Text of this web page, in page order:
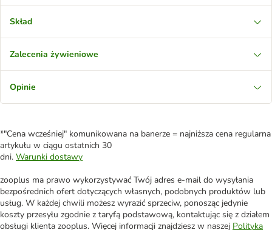
Skład
Zalecenia żywieniowe
Opinie
*"Cena wcześniej" komunikowana na banerze = najniższa cena regularna
artykułu w ciągu ostatnich 30
dni. Warunki dostawy
zooplus ma prawo wykorzystywać Twój adres e-mail do wysyłania
bezpośrednich ofert dotyczących własnych, podobnych produktów lub
usług. W każdej chwili możesz wyrazić sprzeciw, ponosząc jedynie
koszty przesyłu zgodnie z taryfą podstawową, kontaktując się z działem
obsługi klienta zooplus. Więcej informacji znajdziesz w naszej Polityka